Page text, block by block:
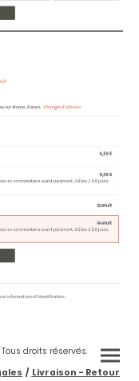
droits réservés.
/ Livraison - Retour